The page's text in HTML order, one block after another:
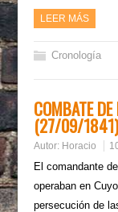
LEER MÁS
Cronología
COMBATE
(27/09/
Autor: Horacio
El comandante
operaban en
persecución de